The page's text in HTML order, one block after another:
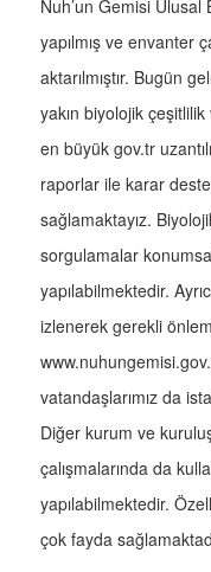
Nuh’un Gemisi Ulusal
yapılmış ve envanter
aktarılmıştır. Bugün
yakın biyolojik çeşitlilik
en büyük gov.tr
raporlar ile karar
sağlamaktayız.
sorgulamalar
yapılabilmektedir.
izlenerek gerekli
vatandaşlarımız da
Diğer kurum ve
çalışmalarında da
yapılabilmektedir.
çok fayda